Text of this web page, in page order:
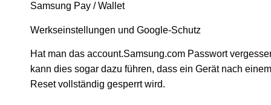
Samsung Pay / Wallet
Werkseinstellungen und Google-Schutz
Hat man das account.Samsung.com Passwort
kann dies sogar dazu führen, dass ein Gerät nach einem
Reset vollständig gesperrt wird.